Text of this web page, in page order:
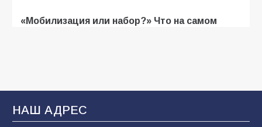
«Мобилизация или набор?» Что на самом
В Батайске продолжаются дорожные работы
100 04.08.2026
НАШ АДРЕС